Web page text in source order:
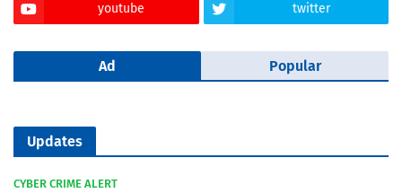
youtube twitter
Ad Popular
Updates
CYBER CRIME ALERT